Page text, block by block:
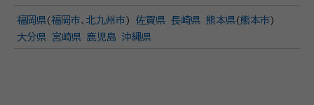
福岡県(福岡市、 北九州市) 佐賀県 長崎県 熊本県(熊本市)
大分県
宮崎県 鹿児島 沖縄県